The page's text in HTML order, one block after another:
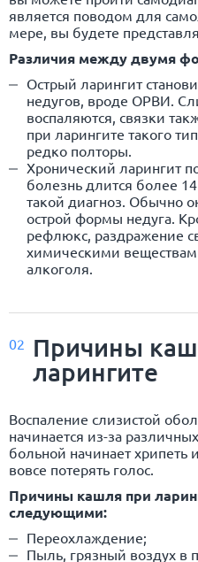
является поводом для
мере, вы будете
Различия между двумя
Острый ларингит
недугов, вроде ОРВИ.
воспаляются, связки
при ларингите такого
редко полторы.
Хронический ларингит
болезнь длится более
такой диагноз. Обычно
острой формы недуга.
рефлюкс, раздражение
химическими
алкоголя.
02 Причины
ларингите
Воспаление слизистой
начинается из-за
больной начинает хрипеть
вовсе потерять голос.
Причины кашля при
следующими:
Переохлаждение;
Пыль, грязный воздух в